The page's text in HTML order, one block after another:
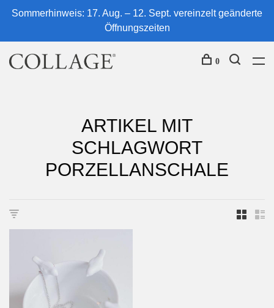
Sommerhinweis: 17. Aug. – 12. Sept. vereinzelt geänderte
Öffnungszeiten
0
ARTIKEL MIT
SCHLAGWORT
PORZELLANSCHALE